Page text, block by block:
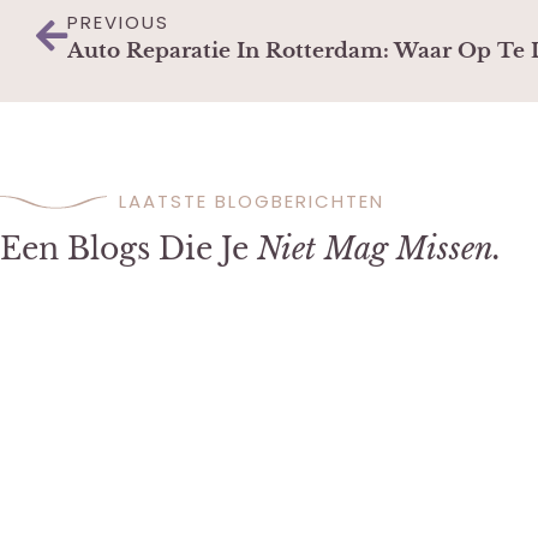
PREVIOUS
Auto Reparatie In Rotterdam: Waar Op Te
LAATSTE BLOGBERICHTEN
Een Blogs Die Je Niet Mag Missen.